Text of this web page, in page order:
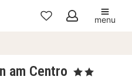
Mijn
menu
am Centro , 2 Sterren